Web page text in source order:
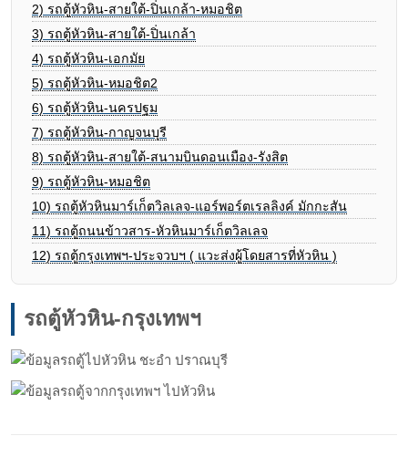
2) รถตู้หัวหิน-สายใต้-ปิ่นเกล้า-หมอชิต
3) รถตู้หัวหิน-สายใต้-ปิ่นเกล้า
4) รถตู้หัวหิน-เอกมัย
5) รถตู้หัวหิน-หมอชิต2
6) รถตู้หัวหิน-นครปฐม
7) รถตู้หัวหิน-กาญจนบุรี
8) รถตู้หัวหิน-สายใต้-สนามบินดอนเมือง-รังสิต
9) รถตู้หัวหิน-หมอชิต
10) รถตู้หัวหินมาร์เก็ตวิลเลจ-แอร์พอร์ตเรลลิงค์ มักกะสัน
11) รถตู้ถนนข้าวสาร-หัวหินมาร์เก็ตวิลเลจ
12) รถตู้กรุงเทพฯ-ประจวบฯ ( แวะส่งผู้โดยสารที่หัวหิน )
รถตู้หัวหิน-กรุงเทพฯ